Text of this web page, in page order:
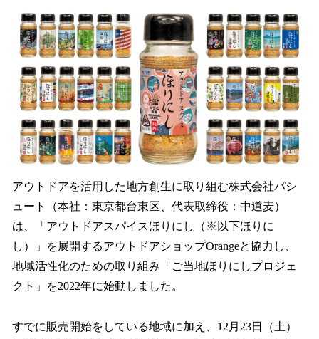
！
数
を
読
み
込
み
で
す
アウトドアを活用した地方創生に取り組む株式会社パシ
ュート（本社：東京都台東区、代表取締役：中道麦）
は、「アウトドアスパイスほりにし（※以下ほりに
し）」を展開するアウトドアショップOrangeと協力し、
地域活性化のための取り組み「ご当地ほりにしプロジェ
クト」を2022年に始動しました。
すでに販売開始をしている地域に加え、12月23日（土）